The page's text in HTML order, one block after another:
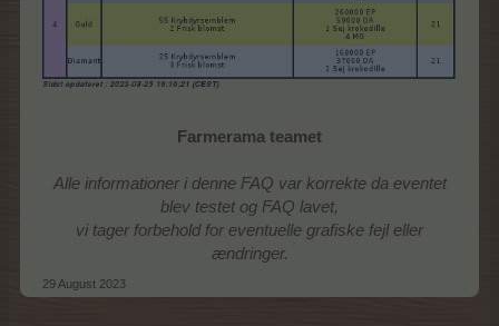
Farmerama teamet
Alle informationer i denne FAQ var korrekte da eventet
blev testet og FAQ lavet,
vi tager forbehold for eventuelle grafiske fejl eller
ændringer.
29 August 2023